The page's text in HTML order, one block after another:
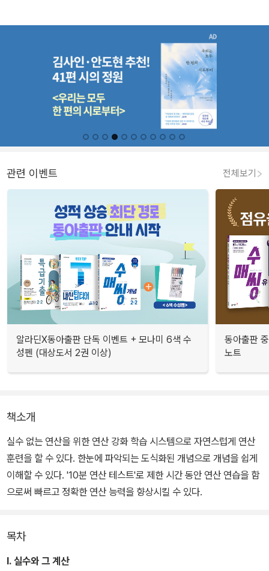
관련 이벤트 전체보기
알라딘X동아출판 단독 이벤트 + 모나미 6색 수
성펜 (대상도서 2권 이상)
동아출판
노트
책소개
실수 없는 연산을 위한 연산 강화 학습 시스템으로 자연스럽게 연산
훈련을 할 수 있다. 한눈에 파악되는 도식화된 개념으로 개념을 쉽게
이해할 수 있다. '10분 연산 테스트'로 제한 시간 동안 연산 연습을 함
으로써 빠르고 정확한 연산 능력을 향상시킬 수 있다.
목차
I. 실수와 그 계산